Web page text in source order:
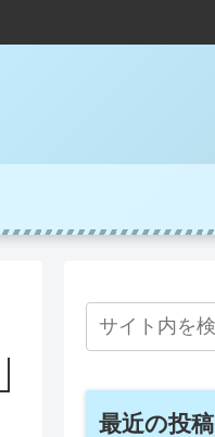
最近の投稿